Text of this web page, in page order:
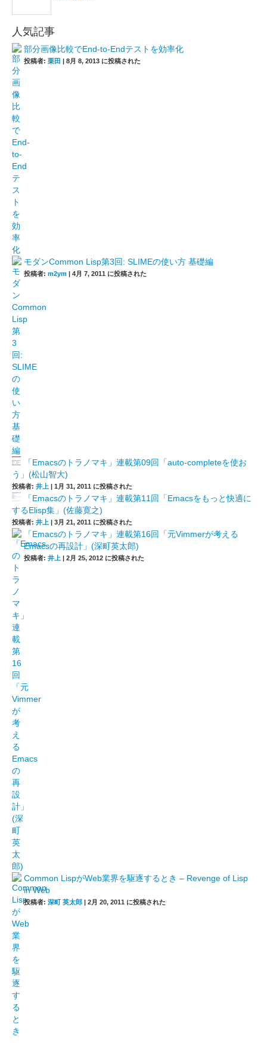
人気記事
部分画像比較でEnd-to-Endテストを効率化
投稿者: 栗田 | 8月 8, 2013 に投稿された
モダンCommon Lisp第3回: SLIMEの使い方 基礎編
投稿者: m2ym | 4月 7, 2011 に投稿された
「Emacsのトラノマキ」連載第09回「auto-completeを使お
う」(松山智大)
投稿者: 井上 | 1月 31, 2011 に投稿された
「Emacsのトラノマキ」連載第11回「Emacsをもっと快適に
するElisp集」(佐藤寛之)
投稿者: 井上 | 3月 21, 2011 に投稿された
「Emacsのトラノマキ」連載第16回「元Vimmerが考える
Emacsの再設計」(深町英太郎)
投稿者: 井上 | 2月 25, 2012 に投稿された
Common LispがWeb業界を駆逐するとき – Revenge of Lisp
in Web
投稿者: 深町 英太郎 | 2月 20, 2011 に投稿された